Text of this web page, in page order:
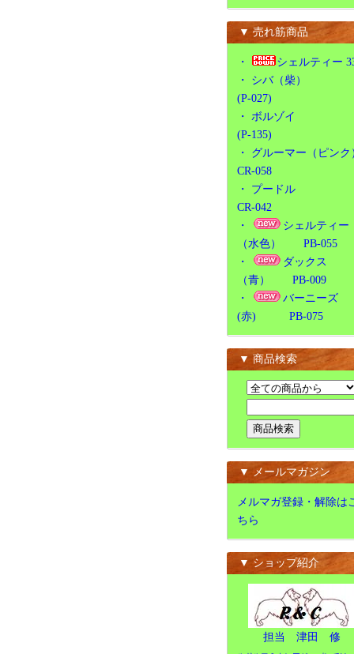
▼ 売れ筋商品
・
シェルティー
・ シバ（柴）
(P-027)
・ ボルゾイ
(P-135)
・ グルーマー（ピンク
CR-058
・ プードル
CR-042
・
シェルティー
（水色） PB-055
・
ダックス
（青） PB-009
・
バーニーズ
(赤) PB-075
▼ 商品検索
▼ メールマガジン
メルマガ登録・解除は
ちら
▼ ショップ紹介
担当 津田 修